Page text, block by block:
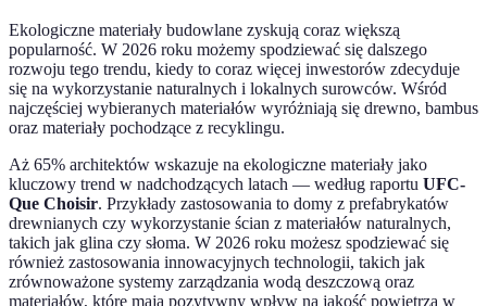
Ekologiczne materiały budowlane zyskują coraz większą
popularność. W 2026 roku możemy spodziewać się dalszego
rozwoju tego trendu, kiedy to coraz więcej inwestorów zdecyduje
się na wykorzystanie naturalnych i lokalnych surowców. Wśród
najczęściej wybieranych materiałów wyróżniają się drewno, bambus
oraz materiały pochodzące z recyklingu.
Aż 65% architektów wskazuje na ekologiczne materiały jako
kluczowy trend w nadchodzących latach — według raportu UFC-
Que Choisir. Przykłady zastosowania to domy z prefabrykatów
drewnianych czy wykorzystanie ścian z materiałów naturalnych,
takich jak glina czy słoma. W 2026 roku możesz spodziewać się
również zastosowania innowacyjnych technologii, takich jak
zrównoważone systemy zarządzania wodą deszczową oraz
materiałów, które mają pozytywny wpływ na jakość powietrza w